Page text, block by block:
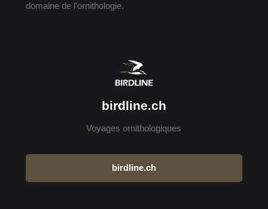
domaine de l'ornithologie.
birdline.ch
Voyages ornithologiques
birdline.ch